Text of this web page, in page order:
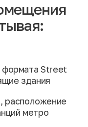
формата Street
здания
расположение
метро